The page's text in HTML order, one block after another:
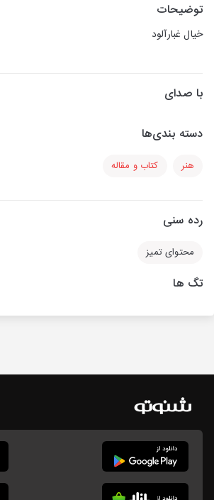
توضیحات
خیال غبارآلود
با صدای
دسته بندی‌ها
هنر کتاب و مقاله
رده سنی
محتوای تمیز
تگ ها